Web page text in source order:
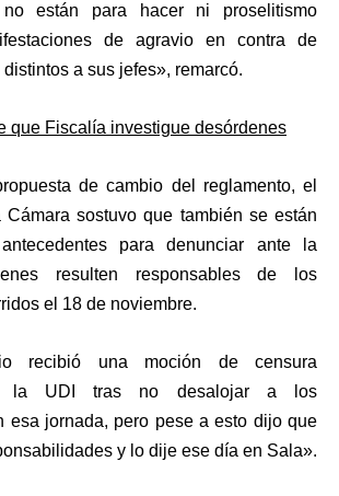
no están para hacer ni proselitismo
de agravio en contra de
a sus jefes», remarcó.
que Fiscalía investigue desórdenes
de cambio del reglamento, el
sostuvo que también se están
paradenunciar ante la
resulten responsables de
los
el 18 de noviembre.
recibió una moción de censura
la UDI tras no desalojar a los
esa jornada, pero pese a esto dijo que
y lo dije ese día en Sala».